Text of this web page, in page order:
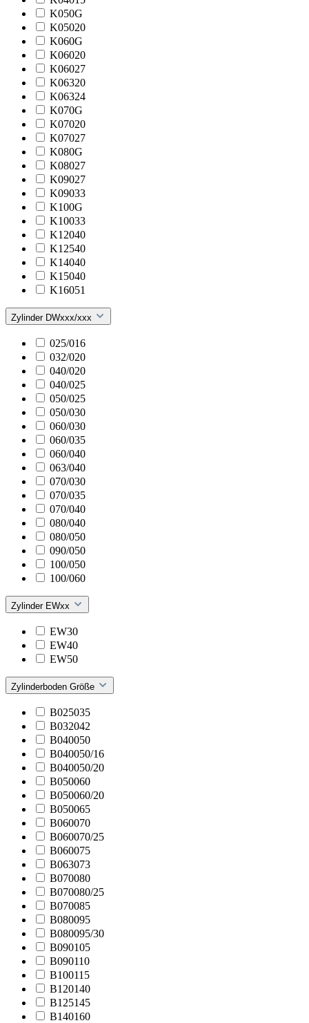
K050G
K05020
K060G
K06020
K06027
K06320
K06324
K070G
K07020
K07027
K080G
K08027
K09027
K09033
K100G
K10033
K12040
K12540
K14040
K15040
K16051
Zylinder DWxxx/xxx
025/016
032/020
040/020
040/025
050/025
050/030
060/030
060/035
060/040
063/040
070/030
070/035
070/040
080/040
080/050
090/050
100/050
100/060
Zylinder EWxx
EW30
EW40
EW50
Zylinderboden Größe
B025035
B032042
B040050
B040050/16
B040050/20
B050060
B050060/20
B050065
B060070
B060070/25
B060075
B063073
B070080
B070080/25
B070085
B080095
B080095/30
B090105
B090110
B100115
B120140
B125145
B140160